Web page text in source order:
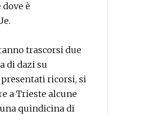
è
trascorsi due
di dazi su
ricorsi, si
a Trieste alcune
quindicina di